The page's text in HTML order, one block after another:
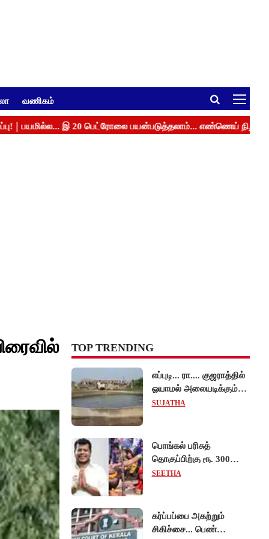
வணிகம்
TOP TRENDING
எப்புடி... ரா.... குஜராத்தில்
ஓயாமல் அலையடிக்கும்
கிணறு... வைரலாகும்
SUJATHA
பொங்கல் பரிசுத்
தொகுப்பிற்கு ரூ. 300
கோடி ஒதுக்கீடு:
SEETHA
கர்ப்பப்பை அகற்றும்
சிகிச்சை... பெண்